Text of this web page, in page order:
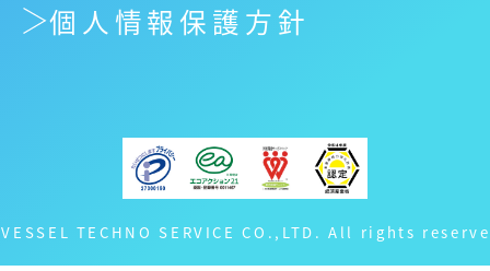
TECHNO SERVICE CO.,LTD. All rights
個人情報保護方針